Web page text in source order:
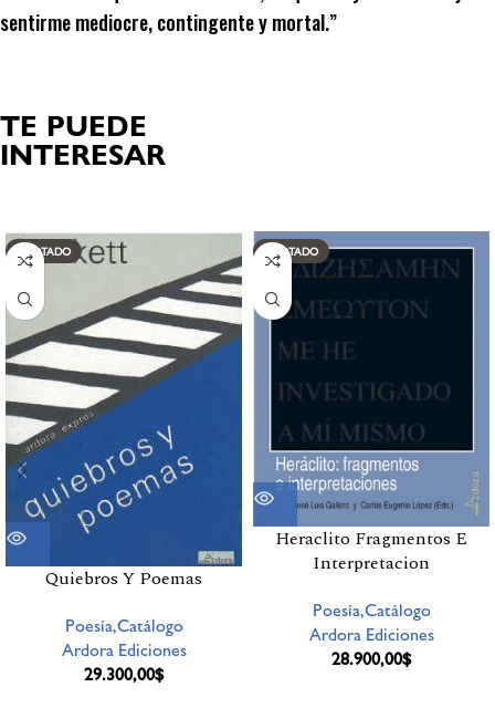
sentirme mediocre, contingente y mortal.”
TE PUEDE
INTERESAR
AGOTADO
Quiebros Y Poemas
Poesía,Catálogo
Ardora Ediciones
29.300,00$
AGOTADO
Heraclito Fragmentos E
Interpretacion
Poesía,Catálogo
Ardora Ediciones
28.900,00$